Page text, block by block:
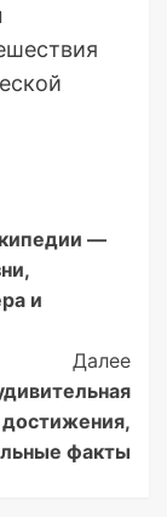
—
и
Далее
факты